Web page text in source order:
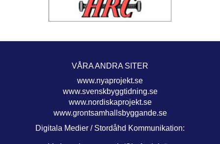
VÅRA ANDRA SITER
www.nyaprojekt.se
www.svenskbyggtidning.se
www.nordiskaprojekt.se
www.grontsamhallsbyggande.se
Digitala Medier / Stordåhd Kommunikation: